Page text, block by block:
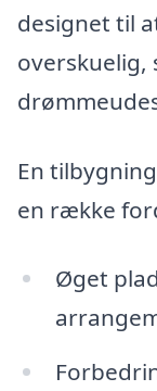
designet til
overskuelig,
En
en række
Øget